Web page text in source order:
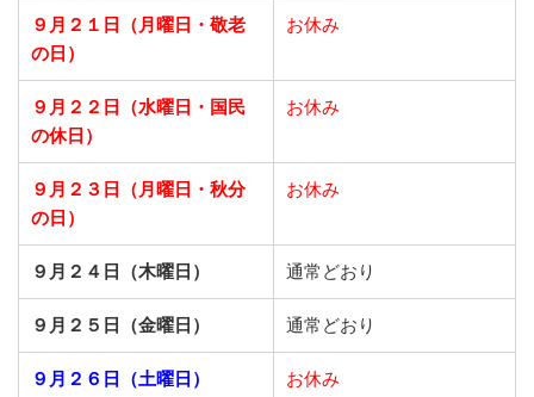
９月２１日
（月曜日・敬老
の日）
お休み
９月２２日
（水曜日・国民
の休日）
お休み
９月２３日
（月曜日・秋分
の日）
お休み
９月２４日（木曜日） 通常どおり
９月２５日（金曜日） 通常どおり
９月２６日（土曜日） お休み